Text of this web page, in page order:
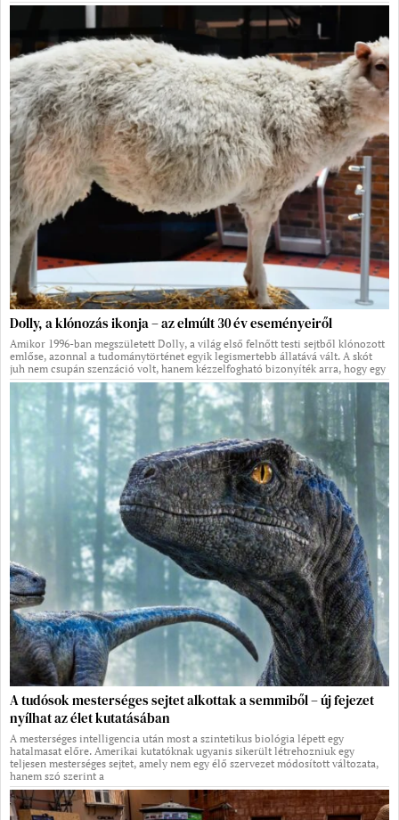
Dolly, a klónozás ikonja – az elmúlt 30 év eseményeiről
Amikor 1996-ban megszületett Dolly, a világ első felnőtt testi sejtből klónozott
emlőse, azonnal a tudománytörténet egyik legismertebb állatává vált. A skót
juh nem csupán szenzáció volt, hanem kézzelfogható bizonyíték arra, hogy egy
A tudósok mesterséges sejtet alkottak a semmiből – új fejezet
nyílhat az élet kutatásában
A mesterséges intelligencia után most a szintetikus biológia lépett egy
hatalmasat előre. Amerikai kutatóknak ugyanis sikerült létrehozniuk egy
teljesen mesterséges sejtet, amely nem egy élő szervezet módosított változata,
hanem szó szerint a